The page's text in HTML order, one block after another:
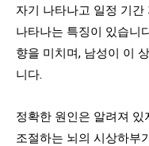
자기 나타나고 일정 기
나타나는 특징이 있습니
향을 미치며, 남성이 이
니다.
정확한 원인은 알려져
조절하는 뇌의 시상하부